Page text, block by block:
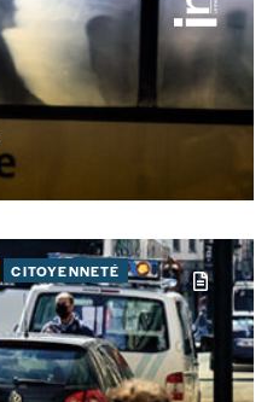
CITOYENNETÉ